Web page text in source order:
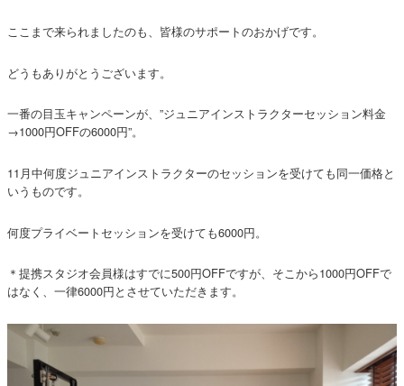
ここまで来られましたのも、皆様のサポートのおかげです。
どうもありがとうございます。
一番の目玉キャンペーンが、”ジュニアインストラクターセッション料金
→1000円OFFの6000円”。
11月中何度ジュニアインストラクターのセッションを受けても同一価格と
いうものです。
何度プライベートセッションを受けても6000円。
＊提携スタジオ会員様はすでに500円OFFですが、そこから1000円OFFで
はなく、一律6000円とさせていただきます。